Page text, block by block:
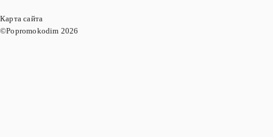
©Popromokodim 2026
Карта сайта